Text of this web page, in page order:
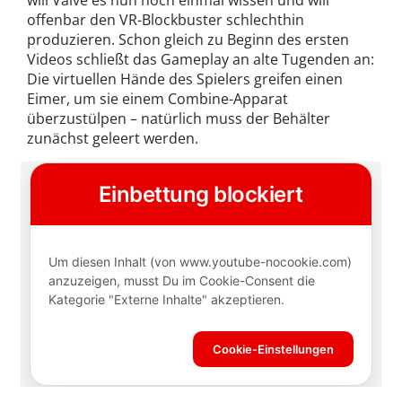
offenbar den VR-Blockbuster schlechthin
produzieren. Schon gleich zu Beginn des ersten
Videos schließt das Gameplay an alte Tugenden an:
Die virtuellen Hände des Spielers greifen einen
Eimer, um sie einem Combine-Apparat
überzustülpen – natürlich muss der Behälter
zunächst geleert werden.